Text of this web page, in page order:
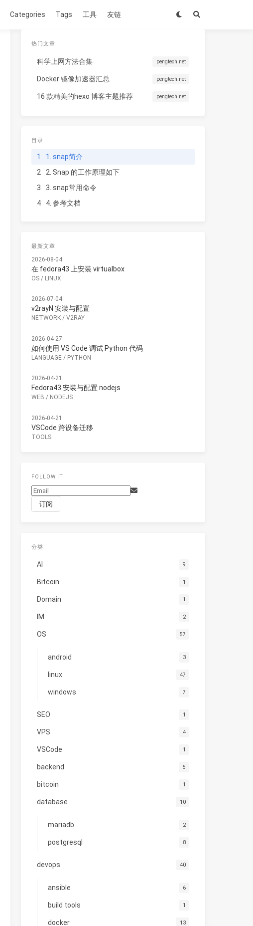
Categories Tags 工具 友链
热门文章
科学上网方法合集 pengtech.net
Docker 镜像加速器汇总 pengtech.net
16 款精美的hexo 博客主题推荐 pengtech.net
目录
1
1. snap简介
2
2. Snap 的工作原理如下
3
3. snap常用命令
4
4. 参考文档
最新文章
2026-08-04
在 fedora43 上安装 virtualbox
OS / LINUX
2026-07-04
v2rayN 安装与配置
NETWORK / V2RAY
2026-04-27
如何使用 VS Code 调试 Python 代码
LANGUAGE / PYTHON
2026-04-21
Fedora43 安装与配置 nodejs
WEB / NODEJS
2026-04-21
VSCode 跨设备迁移
TOOLS
FOLLOW.IT
分类
AI 9
Bitcoin 1
Domain 1
IM 2
OS 57
android 3
linux 47
windows 7
SEO 1
VPS 4
VSCode 1
backend 5
bitcoin 1
database 10
mariadb 2
postgresql 8
devops 40
ansible 6
build tools 1
docker 13